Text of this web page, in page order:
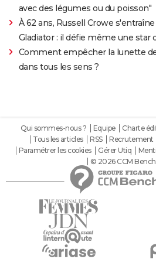
avec des légumes ou du poisson"
À 62 ans, Russell Crowe
Gladiator : il défie même une star
Comment empêcher la lunette
dans tous les sens ?
Qui sommes-nous ? Equipe Charte
Tous les articles
RSS Recrutement
Paramétrer les cookies
Gérer Utiq
© 2026 CCM